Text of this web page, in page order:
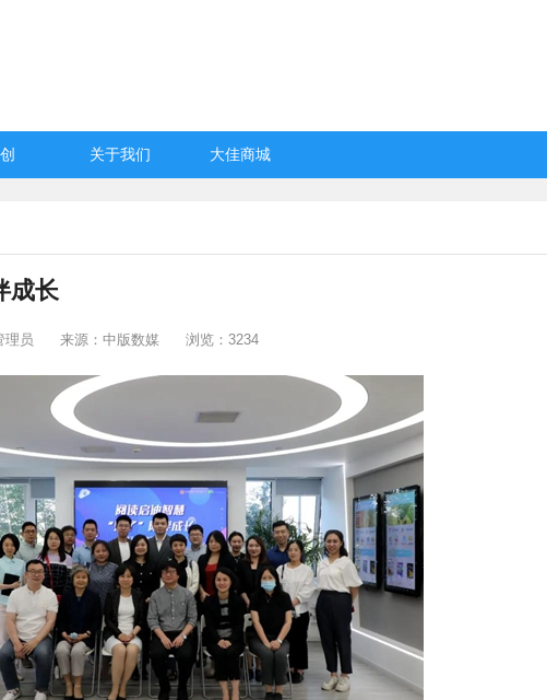
关于我们 大佳商城
成长
理员 来源：中版数媒 浏览：3234